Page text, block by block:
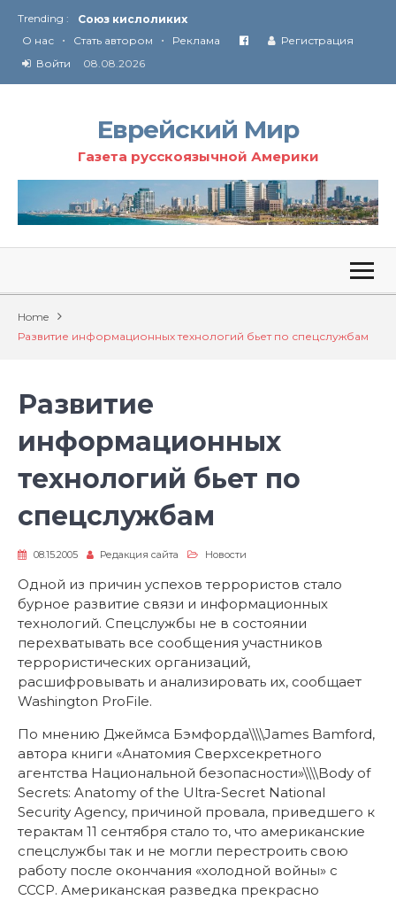
Trending :
Соглашение США с Ираном
Технология Революции в Иране
О нас • Стать автором • Реклама
Регистрация
Войти
08.08.2026
Еврейский Мир
Газета русскоязычной Америки
Home
Развитие информационных технологий бьет по спецслужбам
Развитие
информационных
технологий бьет по
спецслужбам
08.15.2005 Редакция сайта Новости
Одной из причин успехов террористов стало
бурное развитие связи и информационных
технологий. Спецслужбы не в состоянии
перехватывать все сообщения участников
террористических организаций,
расшифровывать и анализировать их, сообщает
Washington ProFile.
По мнению Джеймса Бэмфорда\\\\James Bamford,
автора книги «Анатомия Сверхсекретного
агентства Национальной безопасности»\\\\Body of
Secrets: Anatomy of the Ultra-Secret National
Security Agency, причиной провала, приведшего к
терактам 11 сентября стало то, что американские
спецслужбы так и не могли перестроить свою
работу после окончания «холодной войны» с
СССР. Американская разведка прекрасно